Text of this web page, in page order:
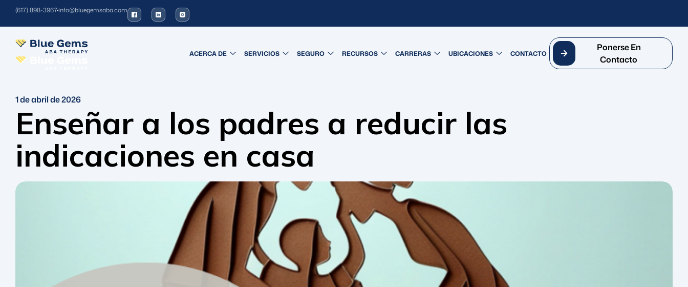
(617) 898-3967info@bluegemsaba.com
ACERCA DE SERVICIOS SEGURO RECURSOS CARRERAS UBICACIONES CONTACTO
Ponerse En
Contacto
1 de abril de 2026
Enseñar a los padres a reducir las
indicaciones en casa